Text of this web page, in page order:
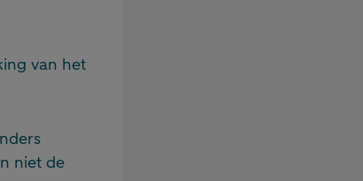
van het
niet de